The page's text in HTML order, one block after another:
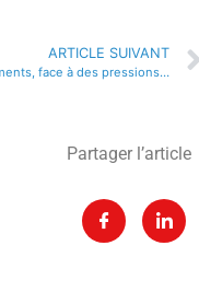
ARTICLE SUIVANT
Les organisateurs d’événements, face à des pressions multiples
Partager l’article